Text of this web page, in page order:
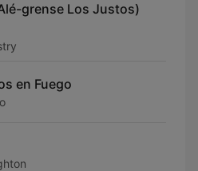
grense Los Justos)
en Fuego